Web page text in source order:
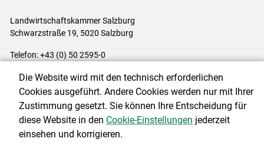
Landwirtschaftskammer Salzburg
Schwarzstraße 19, 5020 Salzburg
Telefon: +43 (0) 50 2595-0
Impressum|Kontakt|Datenschutzerklärung|Barrierefreiheit|
Cookie-Einstellungen
Die Website wird mit den technisch erforderlichen
Cookies ausgeführt. Andere Cookies werden nur mit Ihrer
Zustimmung gesetzt. Sie können Ihre Entscheidung für
diese Website in den Cookie-Einstellungen jederzeit
einsehen und korrigieren.